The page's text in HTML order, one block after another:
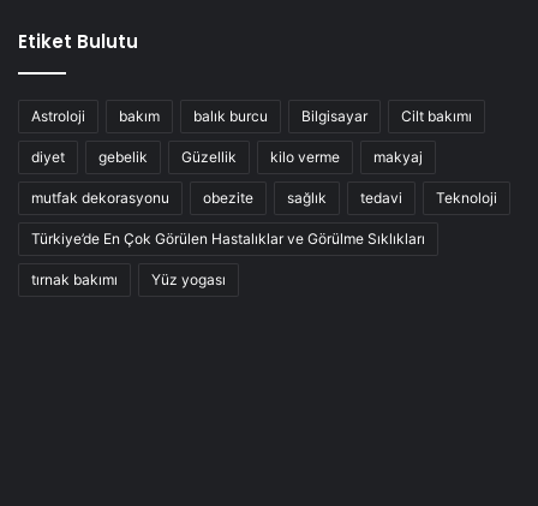
Etiket Bulutu
Astroloji bakım balık burcu Bilgisayar Cilt bakımı
diyet gebelik Güzellik kilo verme makyaj
mutfak dekorasyonu obezite sağlık tedavi Teknoloji
Türkiye’de En Çok Görülen Hastalıklar ve Görülme Sıklıkları
tırnak bakımı Yüz yogası